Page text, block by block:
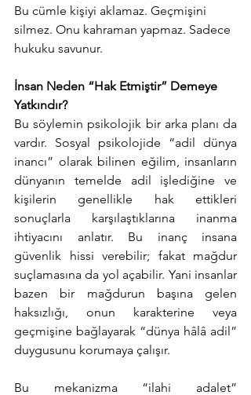
Bu cümle kişiyi aklamaz. Geçmişini
silmez. Onu kahraman yapmaz. Sadece
hukuku savunur.
İnsan Neden “Hak Etmiştir” Demeye
Yatkındır?
Bu söylemin psikolojik bir arka planı da
vardır. Sosyal psikolojide “adil dünya
inancı” olarak bilinen eğilim, insanların
dünyanın temelde adil işlediğine ve
kişilerin genellikle hak ettikleri
sonuçlarla karşılaştıklarına inanma
ihtiyacını anlatır. Bu inanç insana
güvenlik hissi verebilir; fakat mağdur
suçlamasına da yol açabilir. Yani insanlar
bazen bir mağdurun başına gelen
haksızlığı, onun karakterine veya
geçmişine bağlayarak “dünya hâlâ adil”
duygusunu korumaya çalışır.
Bu mekanizma “ilahi adalet”